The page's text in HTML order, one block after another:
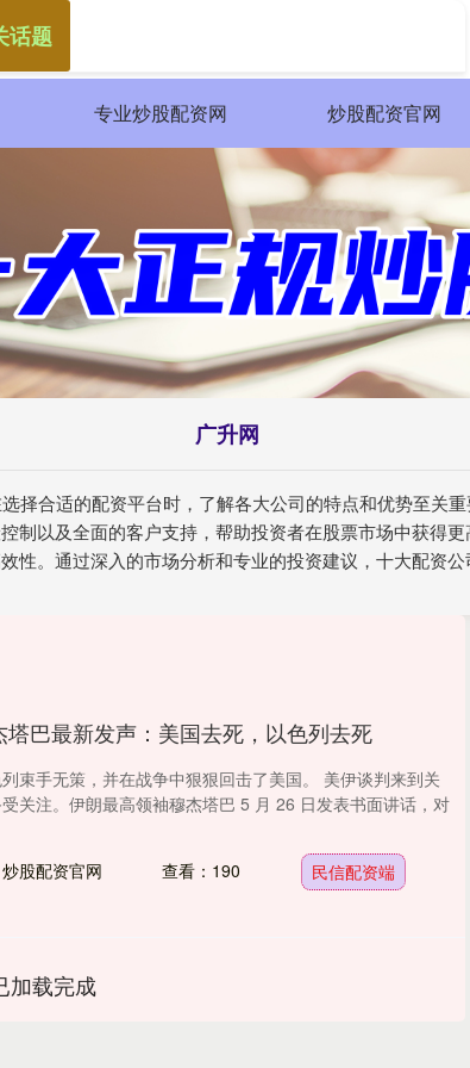
专业炒股配资网 炒股配资官网
广升网
择合适的配资平台时，了解各大公司的特点和优势至关
制以及全面的客户支持，帮助投资者在股票市场中获得
。通过深入的市场分析和专业的投资建议，十大配资公
话题
塔巴最新发声：美国去死，以色列去死
束手无策，并在战争中狠狠回击了美国。 美伊谈判来到关
关注。伊朗最高领袖穆杰塔巴 5 月 26 日发表书面讲话，对
股配资官网 查看：190 民信配资端
加载完成